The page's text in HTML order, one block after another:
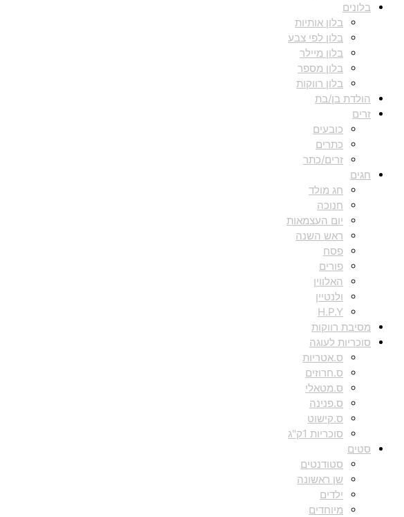
בלונים
בלון אותיות
בלון לפי צבע
בלון מיילר
בלון מספר
בלון רווקות
הולדת בן/בת
זרים
כובעים
כתרים
זרים/כתר
חגים
חג מולד
חנוכה
יום העצמאות
ראש השנה
פסח
פורים
האלווין
ולנטיין
H.P.Y
מסיבת רווקות
סוכריות לעוגה
ס.אטריות
ס.חרוזים
ס.מטאלי
ס.פנינה
ס.קישוט
סוכריות 1ק"ג
סטים
סטודנטים
שן ראשונה
ילדים
מיוחדים